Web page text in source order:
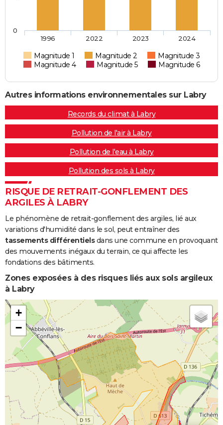
Magnitude 1 Magnitude 2
Magnitude 3
Magnitude 4
Magnitude 5 Magnitude 6
1996 2022 2023 2024
0
Autres informations environnementales sur Labry
Records du climat à Labry
Pollution de l'air à Labry
Pollution de l'eau à Labry
Pollution des sols à Labry
RISQUE DE RETRAIT-GONFLEMENT DES
ARGILES À LABRY
Le phénomène de retrait-gonflement des argiles, lié aux
variations d'humidité dans le sol, peut entraîner des
tassements différentielsdans une commune en provoquant
des mouvements inégaux du terrain, ce qui affecte les
fondations des bâtiments.
Zones exposées à des risques liés aux sols argileux
à Labry
+
−